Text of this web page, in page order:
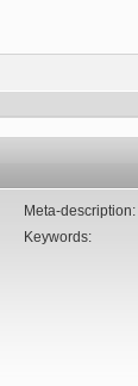
Meta-description:
Keywords: